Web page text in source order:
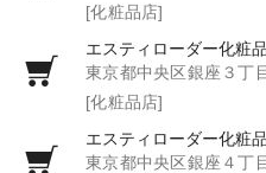
[化粧品店]
エスティローダー化粧
東京都中央区銀座３丁
[化粧品店]
エスティローダー化粧
東京都中央区銀座４丁